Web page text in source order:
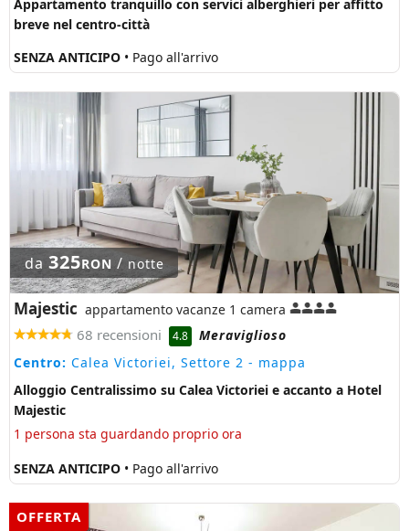
Appartamento tranquillo con servici alberghieri per affitto
breve nel centro-città
SENZA ANTICIPO • Pago all'arrivo
da 325RON / notte
Majestic appartamento vacanze 1 camera
68 recensioni 4.8
Meraviglioso
Centro: Calea Victoriei, Settore 2 - mappa
Alloggio Centralissimo su Calea Victoriei e accanto a Hotel
Majestic
1 persona sta guardando proprio ora
SENZA ANTICIPO • Pago all'arrivo
OFFERTA